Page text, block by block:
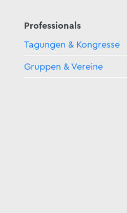
Professionals
Tagungen & Kongresse
Gruppen & Vereine